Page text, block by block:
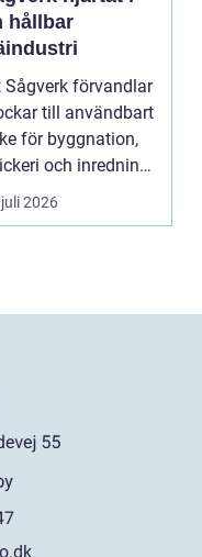
hållbar
Sågverk förvandlar
till användbart
för byggnation,
och inredning.
möt...
2026